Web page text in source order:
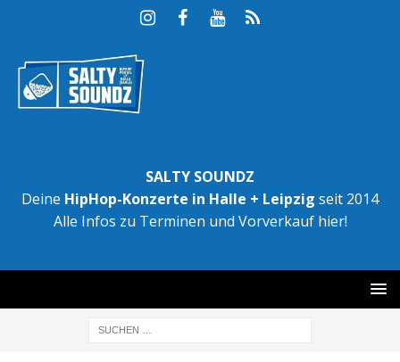
SALTY SOUNDZ
Deine HipHop-Konzerte in Halle + Leipzig seit 2014
Alle Infos zu Terminen und Vorverkauf hier!